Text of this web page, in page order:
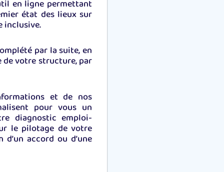
en ligne permettant
état des lieux sur
inclusive.
par la suite, en
votre structure, par
et de nos
pour vous un
diagnostic emploi-
le pilotage de votre
accord ou d’une